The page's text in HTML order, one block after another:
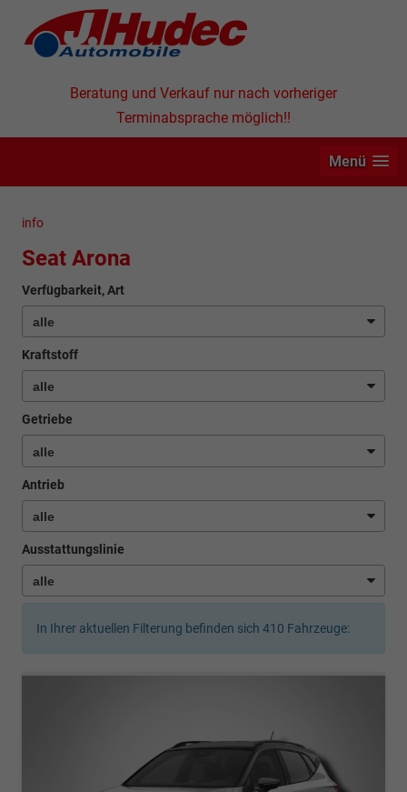
Beratung und Verkauf nur nach vorheriger
Terminabsprache möglich!!
Menü
info
Seat Arona
Verfügbarkeit, Art
Kraftstoff
Getriebe
Antrieb
Ausstattungslinie
In Ihrer aktuellen Filterung befinden sich 410 Fahrzeuge: